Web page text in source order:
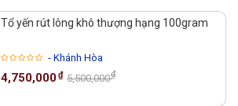
Tổ yến rút lông khô thượng hạng 100gram
- Khánh Hòa
4,750,000₫ 5,500,000₫